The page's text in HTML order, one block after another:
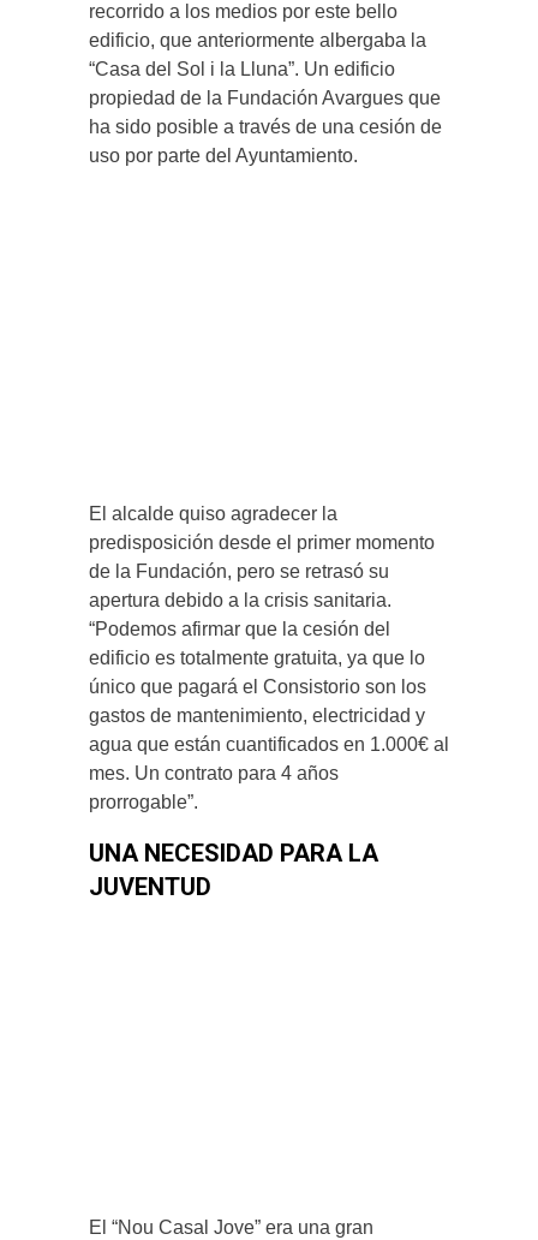
recorrido a los medios por este bello
edificio, que anteriormente albergaba la
“Casa del Sol i la Lluna”. Un edificio
propiedad de la Fundación Avargues que
ha sido posible a través de una cesión de
uso por parte del Ayuntamiento.
El alcalde quiso agradecer la
predisposición desde el primer momento
de la Fundación, pero se retrasó su
apertura debido a la crisis sanitaria.
“Podemos afirmar que la cesión del
edificio es totalmente gratuita, ya que lo
único que pagará el Consistorio son los
gastos de mantenimiento, electricidad y
agua que están cuantificados en 1.000€ al
mes. Un contrato para 4 años
prorrogable”.
UNA NECESIDAD PARA LA
JUVENTUD
El “Nou Casal Jove” era una gran